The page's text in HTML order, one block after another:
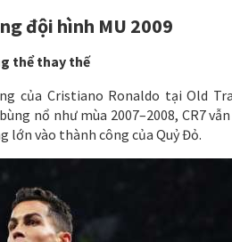
đội hình MU 2009
thể thay thế
của Cristiano Ronaldo tại Old
nổ như mùa 2007–2008, CR7
vào thành công của Quỷ Đỏ.